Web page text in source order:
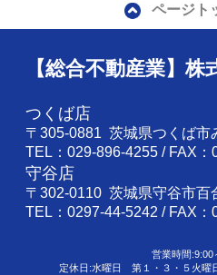
ページト
【総合不動産業】
つくば店
〒305-0881 茨城県つくば市
TEL：029-896-4255 / FAX：
守谷店
〒302-0110 茨城県守谷市百
TEL：0297-44-5242 / FAX：
営業時間:9:00
定休日:水曜日 第１・３・５火曜